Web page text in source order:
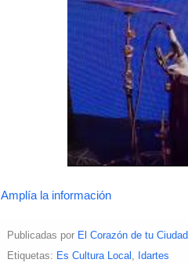
Amplía la información
Publicadas por El Corazón de tu Ciudad
Etiquetas: Es Cultura Local , Idartes